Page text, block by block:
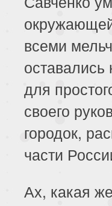
всеми
для
своего
городок,
части
Ах, какая